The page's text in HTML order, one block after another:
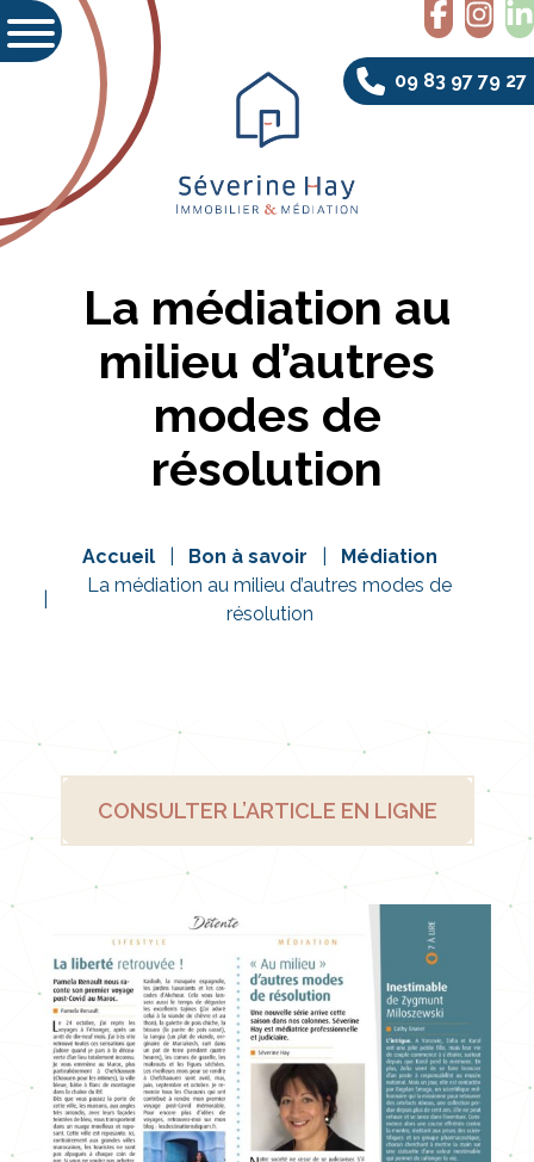
09 83 97 79 27
La médiation au
milieu d’autres
modes de
résolution
Accueil Bon à savoir
Médiation
La médiation au milieu d’autres modes de
résolution
CONSULTER L’ARTICLE EN LIGNE